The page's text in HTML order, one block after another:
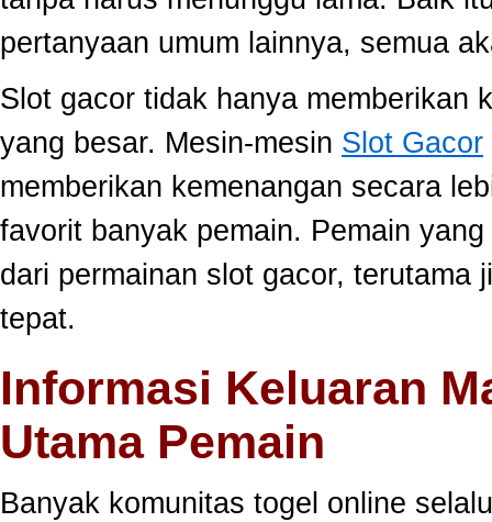
pertanyaan umum lainnya, semua
Slot gacor tidak hanya memberikan
yang besar. Mesin-mesin Slot Gacor
memberikan kemenangan secara
favorit banyak pemain. Pemain
dari permainan slot gacor, terutama
tepat.
Informasi Keluaran
Utama Pemain
Banyak komunitas togel online